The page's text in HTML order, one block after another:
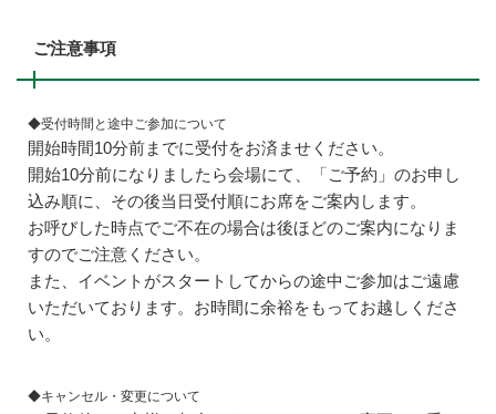
ご注意事項
◆受付時間と途中ご参加について
開始時間10分前までに受付をお済ませください。
開始10分前になりましたら会場にて、「ご予約」のお申し
込み順に、その後当日受付順にお席をご案内します。
お呼びした時点でご不在の場合は後ほどのご案内になりま
すのでご注意ください。
また、イベントがスタートしてからの途中ご参加はご遠慮
いただいております。お時間に余裕をもってお越しくださ
い。
◆キャンセル・変更について